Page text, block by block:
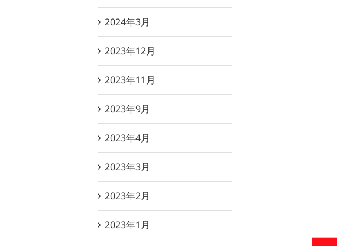
2024年3月
2023年12月
2023年11月
2023年9月
2023年4月
2023年3月
2023年2月
2023年1月